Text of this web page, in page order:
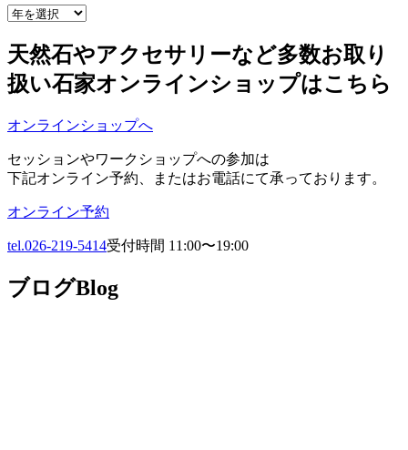
天然石やアクセサリーなど多数お取り
扱い石家オンラインショップはこちら
オンラインショップへ
セッションやワークショップへの参加は
下記オンライン予約、またはお電話にて承っております。
オンライン予約
tel.026-219-5414受付時間 11:00〜19:00
ブログBlog